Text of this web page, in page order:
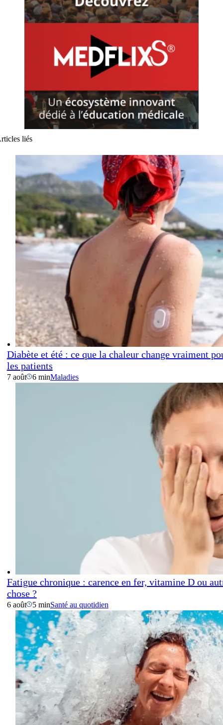
liés
Diabète et été : ce que la chaleur change vraiment
les patients
7 août 6 minMaladies
Fatigue chronique : carence en fer, vitamine D ou
chose ?
6 août 5 minSanté au quotidien